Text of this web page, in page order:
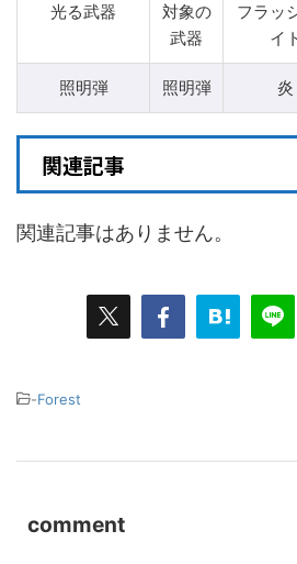
光る武器
対象の
武器
フラッ
イ
照明弾 照明弾 炎
関連記事
関連記事はありません。
-Forest
comment